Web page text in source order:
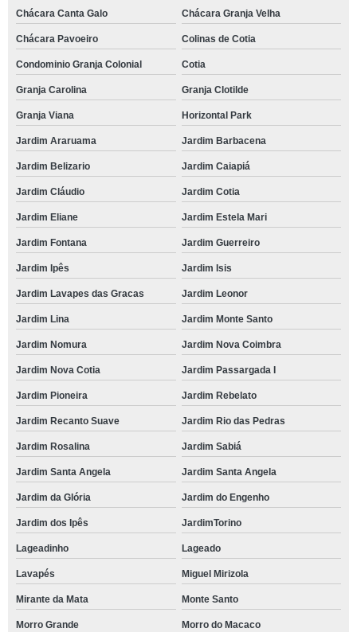
Chácara Canta Galo Chácara Granja Velha
Chácara Pavoeiro Colinas de Cotia
Condominio Granja Colonial Cotia
Granja Carolina Granja Clotilde
Granja Viana Horizontal Park
Jardim Araruama Jardim Barbacena
Jardim Belizario Jardim Caiapiá
Jardim Cláudio Jardim Cotia
Jardim Eliane Jardim Estela Mari
Jardim Fontana Jardim Guerreiro
Jardim Ipês Jardim Isis
Jardim Lavapes das Gracas Jardim Leonor
Jardim Lina Jardim Monte Santo
Jardim Nomura Jardim Nova Coimbra
Jardim Nova Cotia Jardim Passargada I
Jardim Pioneira Jardim Rebelato
Jardim Recanto Suave Jardim Rio das Pedras
Jardim Rosalina Jardim Sabiá
Jardim Santa Angela Jardim Santa Angela
Jardim da Glória Jardim do Engenho
Jardim dos Ipês JardimTorino
Lageadinho Lageado
Lavapés Miguel Mirizola
Mirante da Mata Monte Santo
Morro Grande Morro do Macaco